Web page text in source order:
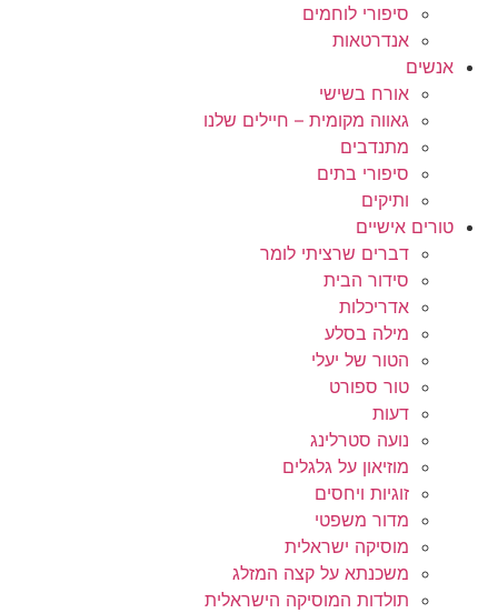
סיפורי לוחמים
אנדרטאות
אנשים
אורח בשישי
גאווה מקומית – חיילים שלנו
מתנדבים
סיפורי בתים
ותיקים
טורים אישיים
דברים שרציתי לומר
סידור הבית
אדריכלות
מילה בסלע
הטור של יעלי
טור ספורט
דעות
נועה סטרלינג
מוזיאון על גלגלים
זוגיות ויחסים
מדור משפטי
מוסיקה ישראלית
משכנתא על קצה המזלג
תולדות המוסיקה הישראלית